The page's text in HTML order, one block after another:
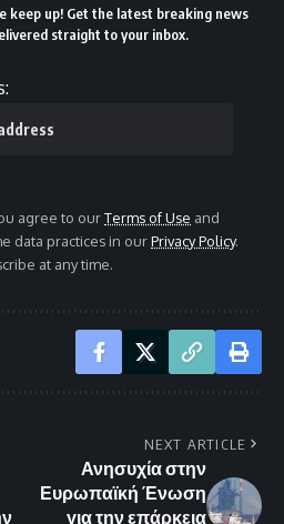
keep up! Get the latest breaking news
straight to your inbox.
agree to ourTerms of Use and
data practices in ourPrivacy Policy.
at any time.
NEXT ARTICLE
Ανησυχία στην
Ευρωπαϊκή Ένωση
για την επάρκεια